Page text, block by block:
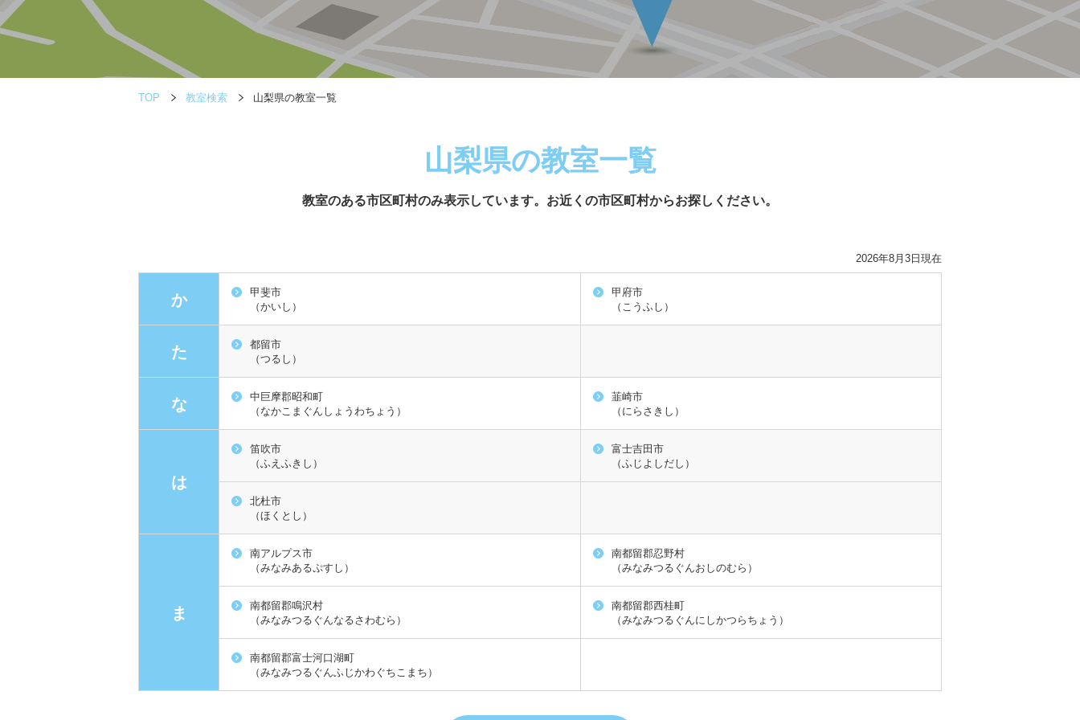
TOP 教室検索 山梨県の教室一覧
山梨県の教室一覧
教室のある市区町村のみ表示しています。 お近くの市区町村からお探しください。
2026年8月3日現在
か
甲斐市
（かいし）
甲府市
（こうふし）
た
都留市
（つるし）
な
中巨摩郡昭和町
（なかこまぐんしょうわちょう）
韮崎市
（にらさきし）
は
笛吹市
（ふえふきし）
富士吉田市
（ふじよしだし）
北杜市
（ほくとし）
ま
南アルプス市
（みなみあるぷすし）
南都留郡忍野村
（みなみつるぐんおしのむら）
南都留郡鳴沢村
（みなみつるぐんなるさわむら）
南都留郡西桂町
（みなみつるぐんにしかつらちょう）
南都留郡富士河口湖町
（みなみつるぐんふじかわぐちこまち）